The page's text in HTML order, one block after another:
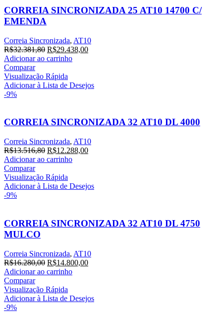
CORREIA SINCRONIZADA 25 AT10 14700 C/
EMENDA
Correia Sincronizada, AT10
R$32.381,80 O
preço
era:
R$32.381,80.
R$29.438,00O
R$29.438,00.
Adicionar ao carrinho
Comparar
Visualização Rápida
Adicionar à Lista de Desejos
-9%
CORREIA SINCRONIZADA 32 AT10 DL 4000
Correia Sincronizada, AT10
R$13.516,80 O
preço
era:
R$13.516,80.
R$12.288,00O
R$12.288,00.
Adicionar ao carrinho
Comparar
Visualização Rápida
Adicionar à Lista de Desejos
-9%
CORREIA SINCRONIZADA 32 AT10 DL 4750
MULCO
Correia Sincronizada, AT10
R$16.280,00 O
preço
era:
R$16.280,00.
R$14.800,00O
R$14.800,00.
Adicionar ao carrinho
Comparar
Visualização Rápida
Adicionar à Lista de Desejos
-9%